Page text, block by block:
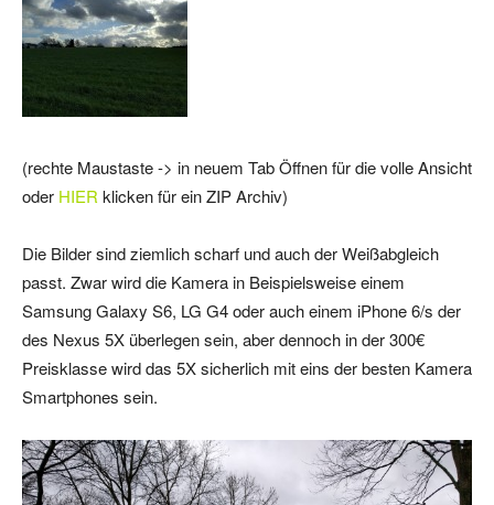
(rechte Maustaste -> in neuem Tab Öffnen für die volle Ansicht
oder HIER klicken für ein ZIP Archiv)
Die Bilder sind ziemlich scharf und auch der Weißabgleich
passt. Zwar wird die Kamera in Beispielsweise einem
Samsung Galaxy S6, LG G4 oder auch einem iPhone 6/s der
des Nexus 5X überlegen sein, aber dennoch in der 300€
Preisklasse wird das 5X sicherlich mit eins der besten Kamera
Smartphones sein.